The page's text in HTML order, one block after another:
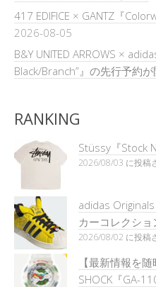
417 EDIFICE × GANTZ『
2026-08-05
B&Y UNITED ARROWS ×
Black/Branch”』の先行予約
RANKING
Stüssy『Stock
2026/08/03 に投稿
adidas
カーコレクシ
2026/08/02 に投稿
【最新情報を
SHOCK『GA-